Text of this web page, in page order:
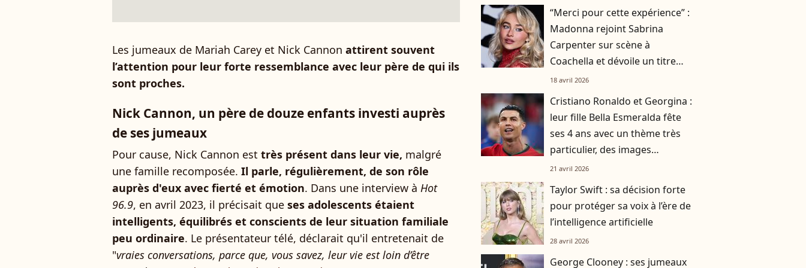
Les jumeaux de Mariah Carey et Nick Cannon attirent souvent
l’attention pour leur forte ressemblance avec leur père de qui ils
sont proches.
Nick Cannon, un père de douze enfants investi auprès
de ses jumeaux
Pour cause, Nick Cannon est très présent dans leur vie, malgré
une famille recomposée. Il parle, régulièrement, de son rôle
auprès d'eux avec fierté et émotion. Dans une interview à Hot
96.9, en avril 2023, il précisait que ses adolescents étaient
intelligents, équilibrés et conscients de leur situation familiale
peu ordinaire. Le présentateur télé, déclarait qu'il entretenait de
"vraies conversations, parce que, vous savez, leur vie est loin d’être
“Merci pour cette expérience” :
Madonna rejoint Sabrina
Carpenter sur scène à
Coachella et dévoile un titre
inédit
18 avril 2026
Cristiano Ronaldo et Georgina :
leur fille Bella Esmeralda fête
ses 4 ans avec un thème très
particulier, des images
partagées
21 avril 2026
Taylor Swift : sa décision forte
pour protéger sa voix à l’ère de
l’intelligence artificielle
28 avril 2026
George Clooney : ses jumeaux